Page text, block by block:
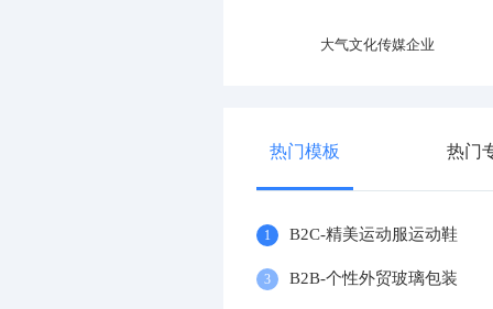
大气文化传媒企业
热门模板 热门
1 B2C-精美运动服运动鞋
3 B2B-个性外贸玻璃包装